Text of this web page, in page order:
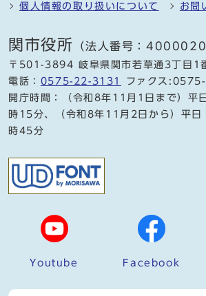
個人情報の取り扱いについて お問
関市役所 （法人番号：
〒501-3894 岐阜県関市若草通3丁目1
電話： 0575-22-3131
ファクス
開庁時間：（令和8年11月1日まで）
時15分、（令和8年11月2日から）平
時45分
Youtube Facebook